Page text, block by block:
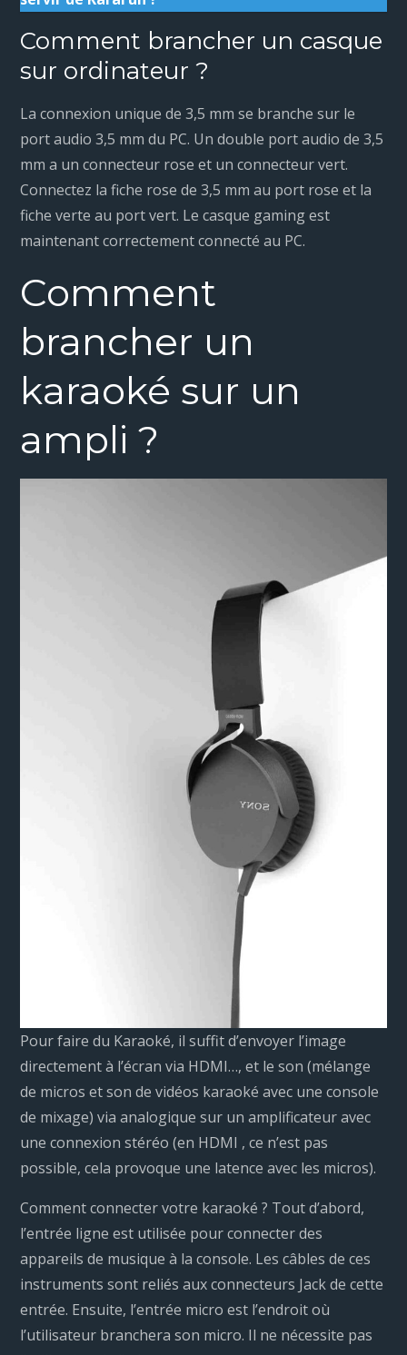
Comment brancher un casque
sur ordinateur ?
La connexion unique de 3,5 mm se branche sur le
port audio 3,5 mm du PC. Un double port audio de 3,5
mm a un connecteur rose et un connecteur vert.
Connectez la fiche rose de 3,5 mm au port rose et la
fiche verte au port vert. Le casque gaming est
maintenant correctement connecté au PC.
Comment
brancher un
karaoké sur un
ampli ?
Pour faire du Karaoké, il suffit d’envoyer l’image
directement à l’écran via HDMI…, et le son (mélange
de micros et son de vidéos karaoké avec une console
de mixage) via analogique sur un amplificateur avec
une connexion stéréo (en HDMI , ce n’est pas
possible, cela provoque une latence avec les micros).
Comment connecter votre karaoké ? Tout d’abord,
l’entrée ligne est utilisée pour connecter des
appareils de musique à la console. Les câbles de ces
instruments sont reliés aux connecteurs Jack de cette
entrée. Ensuite, l’entrée micro est l’endroit où
l’utilisateur branchera son micro. Il ne nécessite pas